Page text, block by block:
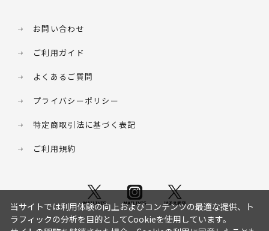
お問い合わせ
ご利用ガイド
よくあるご質問
プライバシーポリシー
特定商取引法に基づく表記
ご利用規約
当サイトでは利用体験の向上およびコンテンツの最適な提供、ト
ラフィックの分析を目的としてCookieを使用しています。